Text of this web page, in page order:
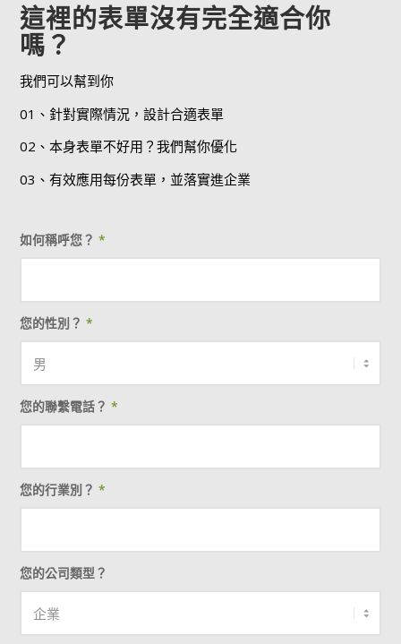
這裡的表單沒有完全適合你
嗎？
我們可以幫到你
01、針對實際情況，設計合適表單
02、本身表單不好用？我們幫你優化
03、有效應用每份表單，並落實進企業
如何稱呼您？*
您的性別？*
您的聯繫電話？*
您的行業別？*
您的公司類型？